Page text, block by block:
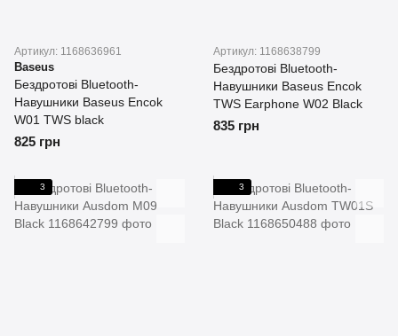
Артикул: 1168636961
Baseus
Бездротові Bluetooth-
Навушники Baseus Encok
W01 TWS black
825 грн
Артикул: 1168638799
Бездротові Bluetooth-
Навушники Baseus Encok
TWS Earphone W02 Black
835 грн
3 3